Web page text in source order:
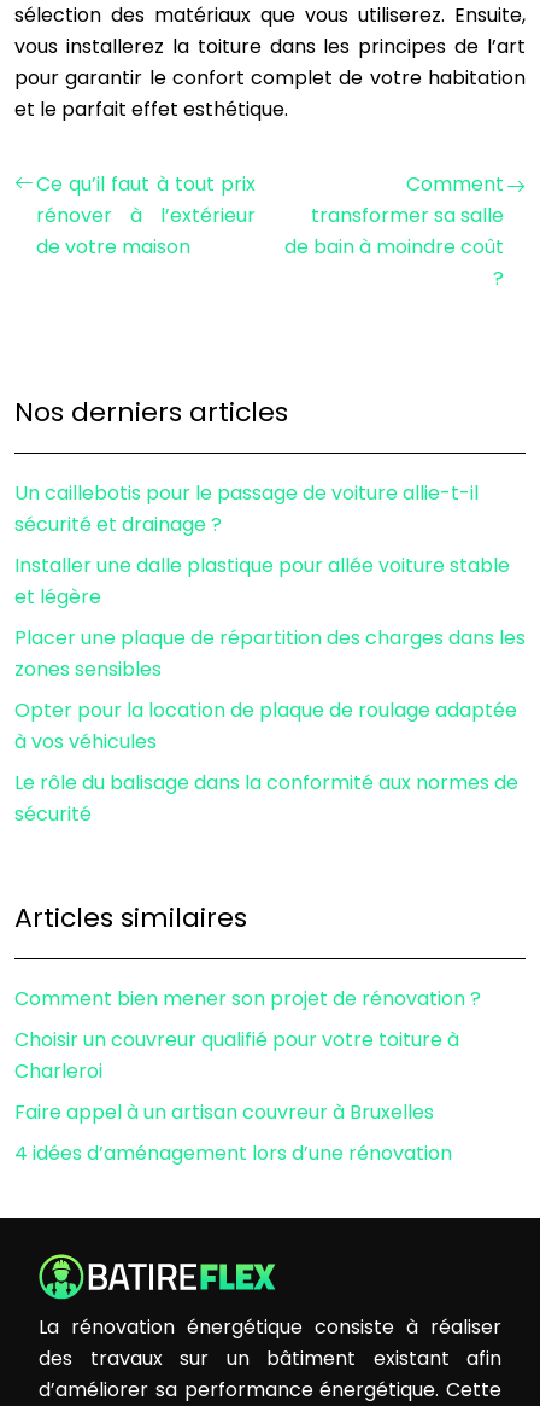
sélection des matériaux que vous utiliserez. Ensuite,
vous installerez la toiture dans les principes de l’art
pour garantir le confort complet de votre habitation
et le parfait effet esthétique.
Ce qu’il faut à tout prix
rénover à l’extérieur
de votre maison
Comment
transformer sa salle
de bain à moindre coût
?
Nos derniers articles
Un caillebotis pour le passage de voiture allie-t-il
sécurité et drainage ?
Installer une dalle plastique pour allée voiture stable
et légère
Placer une plaque de répartition des charges dans les
zones sensibles
Opter pour la location de plaque de roulage adaptée
à vos véhicules
Le rôle du balisage dans la conformité aux normes de
sécurité
Articles similaires
Comment bien mener son projet de rénovation ?
Choisir un couvreur qualifié pour votre toiture à
Charleroi
Faire appel à un artisan couvreur à Bruxelles
4 idées d’aménagement lors d’une rénovation
La rénovation énergétique consiste à réaliser
des travaux sur un bâtiment existant afin
d’améliorer sa performance énergétique. Cette